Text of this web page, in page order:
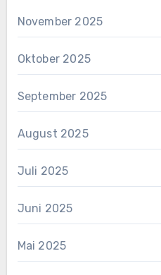
November 2025
Oktober 2025
September 2025
August 2025
Juli 2025
Juni 2025
Mai 2025